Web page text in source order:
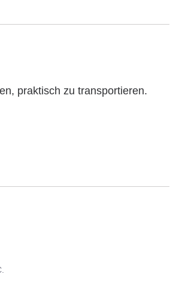
praktisch zu transportieren.